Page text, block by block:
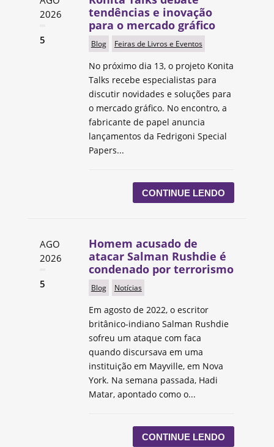
2026
5
tendências e inovação
para o mercado gráfico
Blog Feiras de Livros e Eventos
No próximo dia 13, o projeto Konita
Talks recebe especialistas para
discutir novidades e soluções para
o mercado gráfico. No encontro, a
fabricante de papel anuncia
lançamentos da Fedrigoni Special
Papers...
CONTINUE LENDO
AGO
2026
5
Homem acusado de
atacar Salman Rushdie é
condenado por terrorismo
Blog Notícias
Em agosto de 2022, o escritor
britânico-indiano Salman Rushdie
sofreu um ataque com faca
quando discursava em uma
instituição em Mayville, em Nova
York. Na semana passada, Hadi
Matar, apontado como o...
CONTINUE LENDO